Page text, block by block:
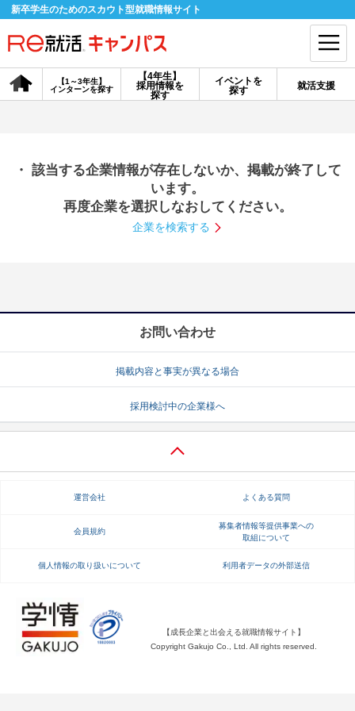
新卒学生のためのスカウト型就職情報サイト
【4年生】
採用情報を
探す
【1～3年生】
インターンを探す
イベントを
探す
就活支援
会員登録 ログイン
探す
【4年生】
説明会を探す
就活ノウハウ・サポート
就活ノウハウが満載！ お役立ち記事・相談室など
就活ニュースペーパー よくある質問
不明点があればこちら
・ 該当する企業情報が存在しないか、掲載が終了して
います。
再度企業を選択しなおしてください。
企業を検索する
お問い合わせ
掲載内容と事実が異なる場合
採用検討中の企業様へ
運営会社 よくある質問
会員規約
募集者情報等提供事業への
取組について
個人情報の取り扱いについて 利用者データの外部送信
【成長企業と出会える就職情報サイト】
Copyright Gakujo Co., Ltd. All rights reserved.